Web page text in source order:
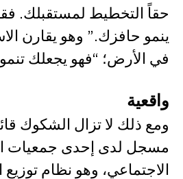
حقاً التخطيط لمستقبلك.
ينمو حافزك.” وهو يقارن
في الأرض؛ “فهو يجعلك
واقعية
ومع ذلك لا تزال الشكوك
مسجل لدى إحدى جمعيات
الاجتماعي، وهو نظام